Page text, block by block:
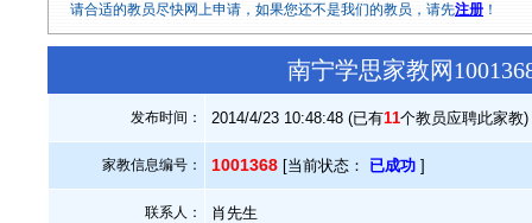
请合适的教员尽快网上申请，如果您还不是我们的教员，请先注册 ！
南宁学思家教网
发布时间： 2014/4/23 10:48:48 (已有11个教员应聘此家教)
家教信息编号： 1001368 [当前状态： 已成功 ]
联系人： 肖先生